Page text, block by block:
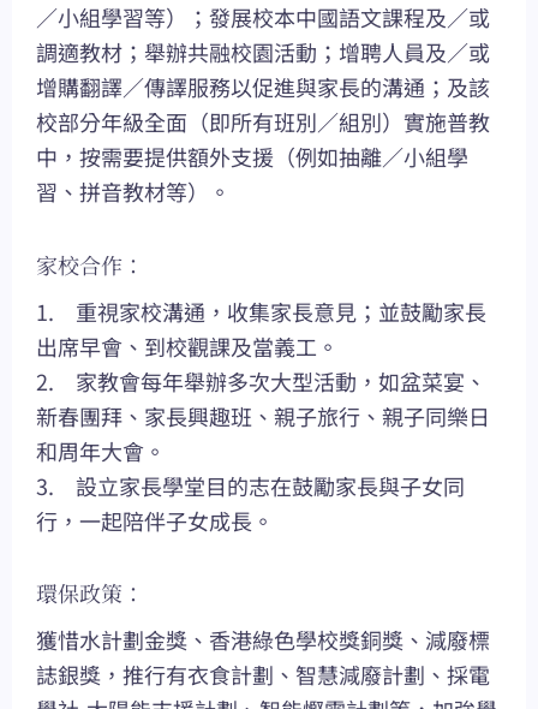
／小組學習等）；發展校本中國語文課程及／或
調適教材；舉辦共融校園活動；增聘人員及／或
增購翻譯／傳譯服務以促進與家長的溝通；及該
校部分年級全面（即所有班別／組別）實施普教
中，按需要提供額外支援（例如抽離／小組學
習、拼音教材等）。
家校合作：
1. 重視家校溝通，收集家長意見；並鼓勵家長
出席早會、到校觀課及當義工。
2. 家教會每年舉辦多次大型活動，如盆菜宴、
新春團拜、家長興趣班、親子旅行、親子同樂日
和周年大會。
3. 設立家長學堂目的志在鼓勵家長與子女同
行，一起陪伴子女成長。
環保政策：
獲惜水計劃金獎、香港綠色學校獎銅獎、減廢標
誌銀獎，推行有衣食計劃、智慧減廢計劃、採電